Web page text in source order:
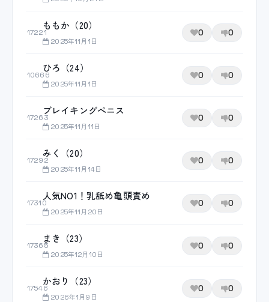
17221
ももか（20）
2025年11月1日
0 0
10666
ひろ（24）
2025年11月1日
0 0
17263
ブレイキングぺニス
2025年11月11日
0 0
17292
みく（20）
2025年11月14日
0 0
17310
人気NO1！乳舐め亀頭責め
2025年11月20日
0 0
17365
まき（23）
2025年12月10日
0 0
17546
かおり（23）
2026年1月9日
0 0